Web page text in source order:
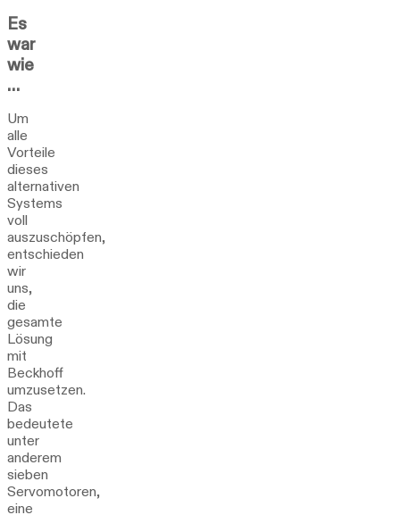
Es
war
wie
…
Um
alle
Vorteile
dieses
alternativen
Systems
voll
auszuschöpfen,
entschieden
wir
uns,
die
gesamte
Lösung
mit
Beckhoff
umzusetzen.
Das
bedeutete
unter
anderem
sieben
Servomotoren,
eine